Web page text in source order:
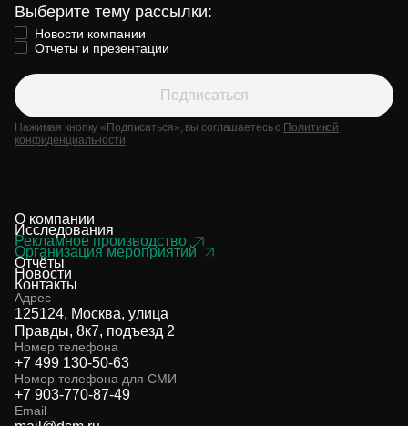
Выберите тему рассылки:
Новости компании
Отчеты и презентации
Подписаться
Нажимая кнопку «Подписаться», вы соглашаетесь с Политикой
конфиденциальности
О компании
Исследования
Рекламное производство
Организация мероприятий
Отчёты
Новости
Контакты
Адрес
125124, Москва, улица
Правды, 8к7, подъезд 2
Номер телефона
+7 499 130-50-63
Номер телефона для СМИ
+7 903-770-87-49
Email